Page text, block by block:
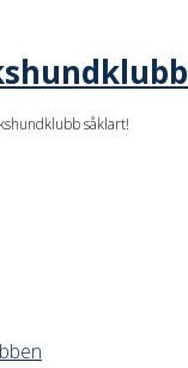
såklart!